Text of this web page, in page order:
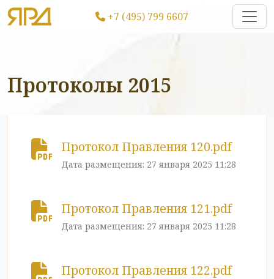
+7 (495) 799 6607
Протоколы 2015
Протокол Правления 120.pdf
Дата размещения: 27 января 2025 11:28
Протокол Правления 121.pdf
Дата размещения: 27 января 2025 11:28
Протокол Правления 122.pdf